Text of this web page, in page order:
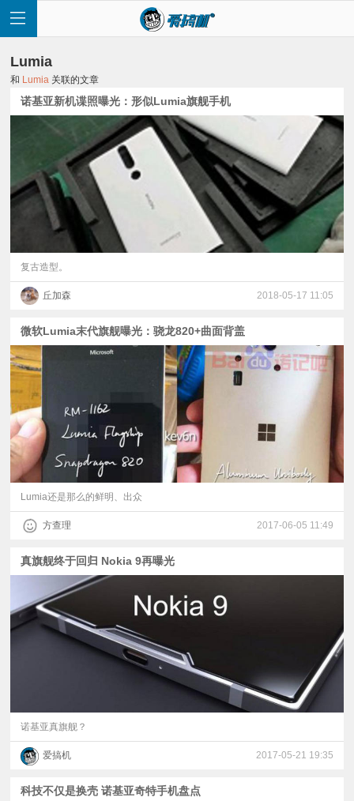
讯
评
测
视
频
科
普
验
专
Lumia
和 Lumia 关联的文章
诺基亚新机谍照曝光：形似Lumia旗舰手机
复古造型。
丘加森 2018-05-17 11:05
微软Lumia末代旗舰曝光：骁龙820+曲面背盖
Lumia还是那么的鲜明、出众
方查理 2017-06-05 11:49
真旗舰终于回归 Nokia 9再曝光
诺基亚真旗舰？
爱搞机 2017-05-21 19:35
科技不仅是换壳 诺基亚奇特手机盘点